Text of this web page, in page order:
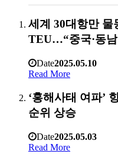
세계 30대항만 물
TEU…“중국·동
Date2025.05.10
Read More
‘홍해사태 여파’
순위 상승
Date2025.05.03
Read More